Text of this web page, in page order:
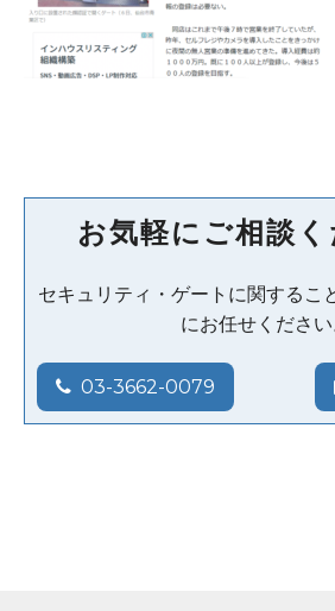
お気軽にご相談く
セキュリティ・ゲートに関するこ
にお任せください
03-3662-0079